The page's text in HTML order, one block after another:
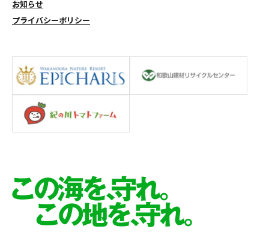
お知らせ
プライバシーポリシー